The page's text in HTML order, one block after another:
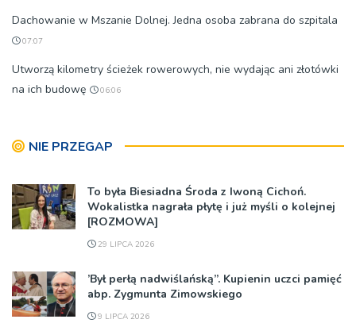
Dachowanie w Mszanie Dolnej. Jedna osoba zabrana do szpitala
07:07
Utworzą kilometry ścieżek rowerowych, nie wydając ani złotówki
na ich budowę
06:06
NIE PRZEGAP
To była Biesiadna Środa z Iwoną Cichoń.
Wokalistka nagrała płytę i już myśli o kolejnej
[ROZMOWA]
29 LIPCA 2026
’Był perłą nadwiślańską”. Kupienin uczci pamięć
abp. Zygmunta Zimowskiego
9 LIPCA 2026